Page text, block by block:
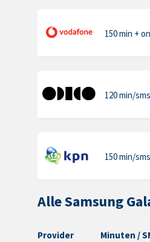
150 min +
120 min/sms
150 min/sms
Alle Samsung
Provider Minuten /